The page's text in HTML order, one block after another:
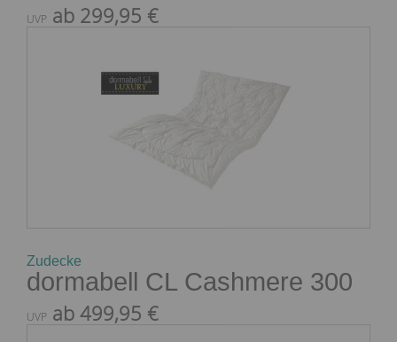
UVP ab 299,95 €
Zudecke
dormabell CL Cashmere 300
UVP ab 499,95 €